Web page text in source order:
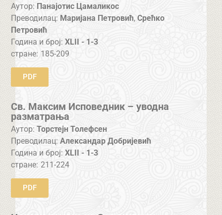
Аутор: Панајотис Цамаликос
Преводилац: Маријана Петровић,Срећко
Петровић
Година и број:XLII - 1-3
стране: 185-209
PDF
Св. Максим Исповедник – уводна
разматрања
Аутор: Торстејн Толефсен
Преводилац: Александар Добријевић
Година и број:XLII - 1-3
стране: 211-224
PDF